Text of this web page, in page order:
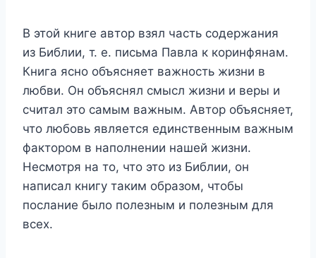
В этой книге автор взял часть содержания
из Библии, т. е. письма Павла к коринфянам.
Книга ясно объясняет важность жизни в
любви. Он объяснял смысл жизни и веры и
считал это самым важным. Автор объясняет,
что любовь является единственным важным
фактором в наполнении нашей жизни.
Несмотря на то, что это из Библии, он
написал книгу таким образом, чтобы
послание было полезным и полезным для
всех.